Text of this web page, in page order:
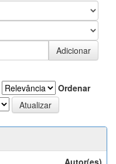
Ordenar
Autor(es)